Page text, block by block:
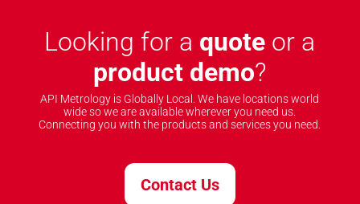
Looking for a quote or a
product demo?
API Metrology is Globally Local. We have locations world
wide so we are available wherever you need us.
Connecting you with the products and services you need.
Contact Us